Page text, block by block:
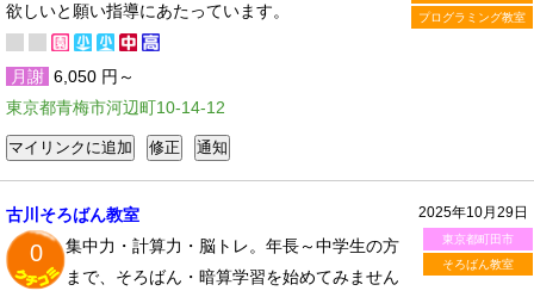
プログラミング教室
欲しいと願い指導にあたっています。
月謝 6,050 円～
東京都青梅市河辺町10-14-12
2025年10月29日
東京都町田市
そろばん教室
古川そろばん教室
0
集中力・計算力・脳トレ。年長～中学生の方
まで、そろばん・暗算学習を始めてみません